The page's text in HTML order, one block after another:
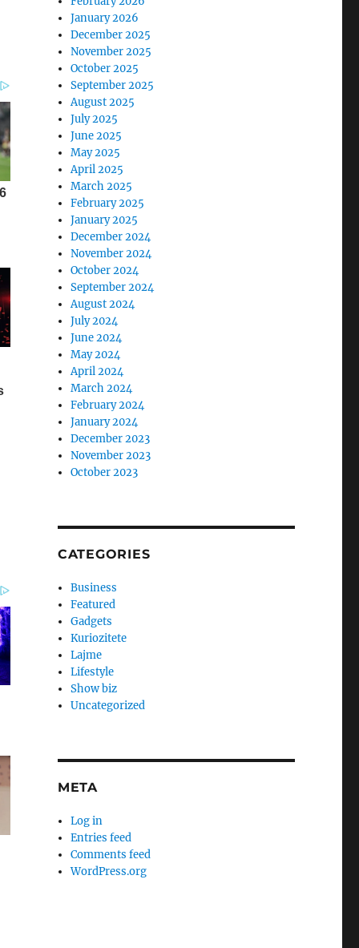
January 2026
December 2025
November 2025
October 2025
September 2025
August 2025
July 2025
June 2025
May 2025
April 2025
March 2025
February 2025
January 2025
December 2024
November 2024
October 2024
September 2024
August 2024
July 2024
June 2024
May 2024
April 2024
March 2024
February 2024
January 2024
December 2023
November 2023
October 2023
CATEGORIES
Business
Featured
Gadgets
Kuriozitete
Lajme
Lifestyle
Show biz
Uncategorized
META
Log in
Entries feed
Comments feed
WordPress.org